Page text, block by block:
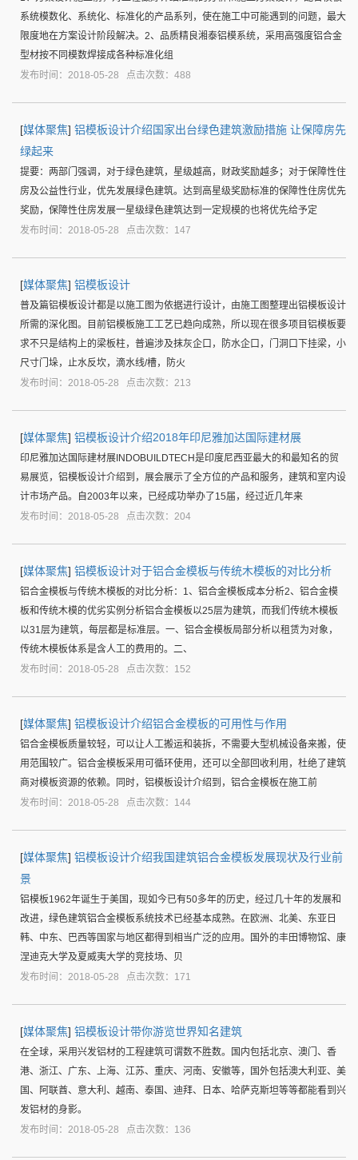
系统模数化、系统化、标准化的产品系列，使在施工中可能遇到的问题，最大
限度地在方案设计阶段解决。2、品质精良湘泰铝模系统，采用高强度铝合金
型材按不同模数焊接成各种标准化组
发布时间：2018-05-28 点击次数：488
[媒体聚焦] 铝模板设计介绍国家出台绿色建筑激励措施 让保障房先
绿起来
提要：两部门强调，对于绿色建筑，星级越高，财政奖励越多；对于保障性住
房及公益性行业，优先发展绿色建筑。达到高星级奖励标准的保障性住房优先
奖励，保障性住房发展一星级绿色建筑达到一定规模的也将优先给予定
发布时间：2018-05-28 点击次数：147
[媒体聚焦] 铝模板设计
普及篇铝模板设计都是以施工图为依据进行设计，由施工图整理出铝模板设计
所需的深化图。目前铝模板施工工艺已趋向成熟，所以现在很多项目铝模板要
求不只是结构上的梁板柱，普遍涉及抹灰企口，防水企口，门洞口下挂梁，小
尺寸门垛，止水反坎，滴水线/槽，防火
发布时间：2018-05-28 点击次数：213
[媒体聚焦] 铝模板设计介绍2018年印尼雅加达国际建材展
印尼雅加达国际建材展INDOBUILDTECH是印度尼西亚最大的和最知名的贸
易展览，铝模板设计介绍到，展会展示了全方位的产品和服务，建筑和室内设
计市场产品。自2003年以来，已经成功举办了15届，经过近几年来
发布时间：2018-05-28 点击次数：204
[媒体聚焦] 铝模板设计对于铝合金模板与传统木模板的对比分析
铝合金模板与传统木模板的对比分析：1、铝合金模板成本分析2、铝合金模
板和传统木模的优劣实例分析铝合金模板以25层为建筑，而我们传统木模板
以31层为建筑，每层都是标准层。一、铝合金模板局部分析以租赁为对象，
传统木模板体系是含人工的费用的。二、
发布时间：2018-05-28 点击次数：152
[媒体聚焦] 铝模板设计介绍铝合金模板的可用性与作用
铝合金模板质量较轻，可以让人工搬运和装拆，不需要大型机械设备来搬，使
用范围较广。铝合金模板采用可循环使用，还可以全部回收利用，杜绝了建筑
商对模板资源的依赖。同时，铝模板设计介绍到，铝合金模板在施工前
发布时间：2018-05-28 点击次数：144
[媒体聚焦] 铝模板设计介绍我国建筑铝合金模板发展现状及行业前
景
铝模板1962年诞生于美国，现如今已有50多年的历史，经过几十年的发展和
改进，绿色建筑铝合金模板系统技术已经基本成熟。在欧洲、北美、东亚日
韩、中东、巴西等国家与地区都得到相当广泛的应用。国外的丰田博物馆、康
涅迪克大学及夏威夷大学的竞技场、贝
发布时间：2018-05-28 点击次数：171
[媒体聚焦] 铝模板设计带你游览世界知名建筑
在全球，采用兴发铝材的工程建筑可谓数不胜数。国内包括北京、澳门、香
港、浙江、广东、上海、江苏、重庆、河南、安徽等，国外包括澳大利亚、美
国、阿联酋、意大利、越南、泰国、迪拜、日本、哈萨克斯坦等等都能看到兴
发铝材的身影。
发布时间：2018-05-28 点击次数：136